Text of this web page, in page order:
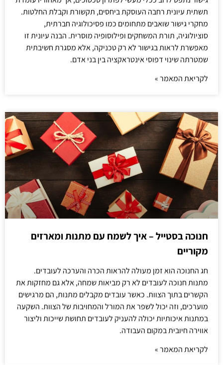
תשתית עיונית רחבה העוסקת ביחסים, תקשורת וקבלת החלטות.
מחקרי גישור שואבים מתחומים כמו פסיכולוגיה חברתית,
סוציולוגיה, תורת המשחקים ופילוסופיה מוסרית. הבנה עיונית זו
מאפשרת לראות בגישור לא רק טכניקה, אלא מסגרת חשיבתית
שמטרתה שינוי דפוסי אינטראקציה בין בני אדם.
לקריאת המאמר »
חנוכה בסטייל – איך לשמח עם מתנות ומארזים
מקוריים
חג החנוכה הוא זמן מעולה להראות הכרה והערכה לעובדים.
מתנות חנוכה לעובדים לא רק מביאות שמחה, אלא גם מחזקות את
הקשרים בתוך הצוות. כאשר עובדים מקבלים מתנות, הם מרגישים
מוערכים, וזה יכול לשפר את המורל והמחויבות של הצוות. השקעה
במתנות איכותיות יכולה להעניק לעובדים תחושת שייכות וליצור
אווירה חיובית במקום העבודה.
לקריאת המאמר »